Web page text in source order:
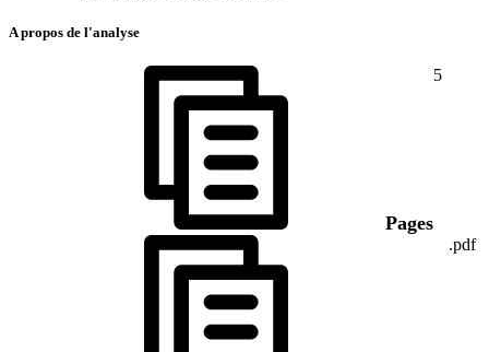
A propos de l'analyse
Pages
5
.pdf